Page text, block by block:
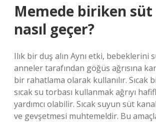
Memede biriken süt
nasıl geçer?
Ilık bir duş alın Aynı etki, bebeklerini
anneler tarafından göğüs ağrısına
bir rahatlama olarak kullanılır. Sıcak
sıcak su torbası kullanmak ağrıyı
yardımcı olabilir. Sıcak suyun süt
ve gevşetmesi muhtemeldir. Bu